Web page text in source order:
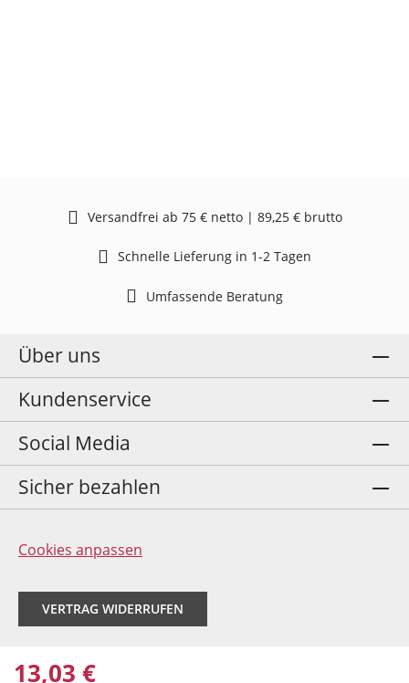
13,03 €
Versandfrei ab 75 € netto | 89,25 € brutto
Schnelle Lieferung in 1-2 Tagen
Umfassende Beratung
Über uns
Kundenservice
Social Media
Sicher bezahlen
Cookies anpassen
VERTRAG WIDERRUFEN